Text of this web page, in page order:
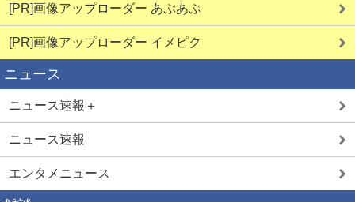
[PR]画像アップローダー あぷあぷ
[PR]画像アップローダー イメピク
ニュース
ニュース速報＋
ニュース速報
エンタメニュース